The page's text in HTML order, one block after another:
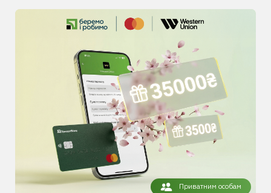
Приватним особам